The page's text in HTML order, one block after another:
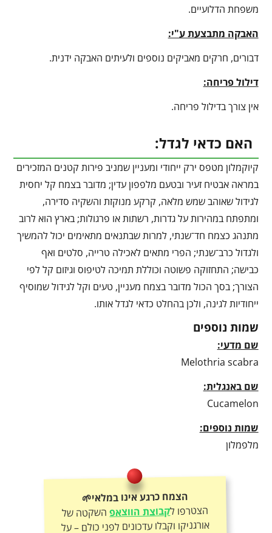
משפחת הדלועיים.
האבקה מתבצעת ע"י:
דבורים, חרקים מאביקים נוספים ולעיתים האבקה ידנית.
דילול פריחה:
אין צורך בדילול פריחה.
האם כדאי לגדל:
קיוקמלון מטפס ירק ייחודי ומעניין שמניב פירות קטנים המזכירים
במראה אבטיח זעיר ובטעם מלפפון עדין; מדובר בצמח קל יחסית
לגידול שאוהב שמש מלאה, קרקע מנוקזת והשקיה סדירה,
ומתפתח במהירות על גדרות, רשתות או פרגולות; בארץ הוא לרוב
מתנהג כצמח חד־שנתי, למרות שבתנאים מתאימים יכול להמשיך
ולגדול כרב־שנתי; הפרי מתאים לאכילה טרייה, סלטים ואף
כבישה; התחזוקה פשוטה וכוללת תמיכה לטיפוס וגיזום קל לפי
הצורך; בסך הכול מדובר בצמח מעניין, טעים וקל לגידול שמוסיף
ייחודיות לגינה, ולכן בהחלט כדאי לגדל אותו.
שמות נוספים
שם מדעי:
Melothria scabra
שם באנגלית:
Cucamelon
שמות נוספים:
מלפמלון
הצמח כרגע אינו במלאי🌱
הצטרפו לקבוצת הווצאפהשקטה של
אורגניקו וקבלו עדכונים לפני כולם – על